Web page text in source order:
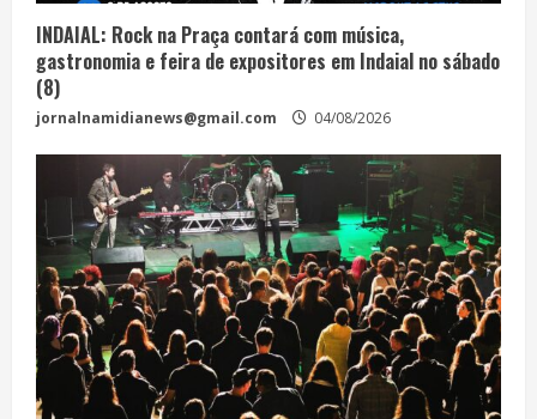
INDAIAL: Rock na Praça contará com música,
gastronomia e feira de expositores em Indaial no sábado
(8)
jornalnamidianews@gmail.com 04/08/2026